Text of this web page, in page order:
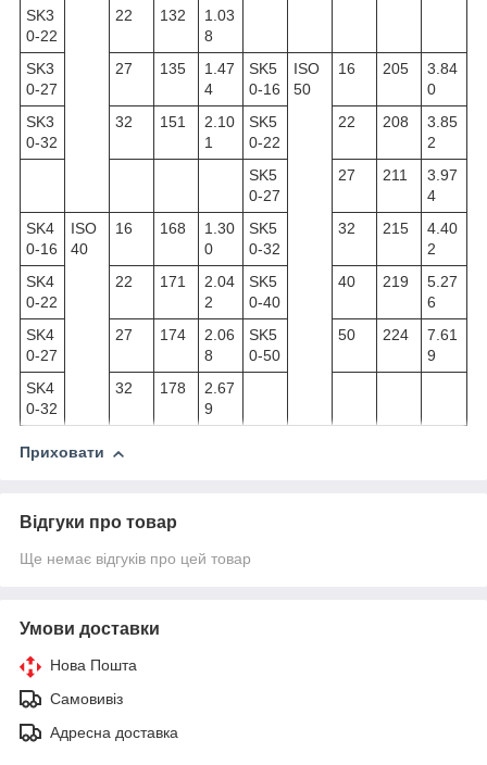
SK3
0-22
22 132
1.03
8
SK3
0-27
27 135
1.47
4
SK5
0-16
ISO
50
16 205
3.84
0
SK3
0-32
32 151
2.10
1
SK5
0-22
22 208
3.85
2
SK5
0-27
27 211
3.97
4
SK4
0-16
ISO
40
16 168
1.30
0
SK5
0-32
32 215
4.40
2
SK4
0-22
22 171
2.04
2
SK5
0-40
40 219
5.27
6
SK4
0-27
27 174
2.06
8
SK5
0-50
50 224
7.61
9
SK4
0-32
32 178
2.67
9
Приховати
Відгуки про товар
Ще немає відгуків про цей товар
Умови доставки
Нова Пошта
Самовивіз
Адресна доставка